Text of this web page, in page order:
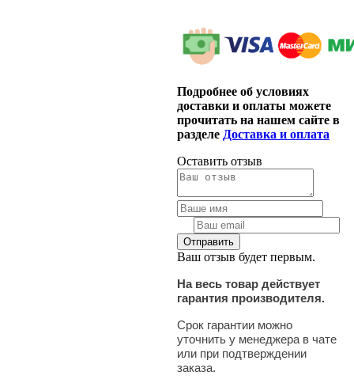
Подробнее об условиях
доставки и оплаты можете
прочитать на нашем сайте в
разделе Доставка и оплата
Оставить отзыв
Ваш отзыв будет первым.
На весь товар действует
гарантия производителя.
Срок гарантии можно
уточнить у менеджера в чате
или при подтверждении
заказа.